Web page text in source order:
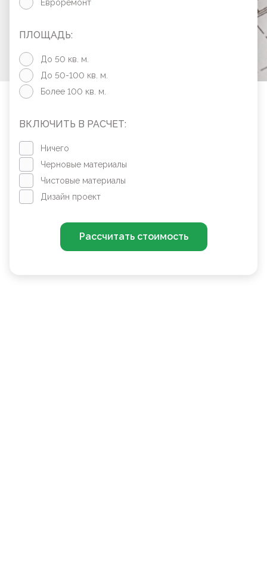
Евроремонт
ПЛОЩАДЬ:
До 50 кв. м.
До 50-100 кв. м.
Более 100 кв. м.
ВКЛЮЧИТЬ В РАСЧЕТ:
Ничего
Черновые материалы
Чистовые материалы
Дизайн проект
Рассчитать стоимость